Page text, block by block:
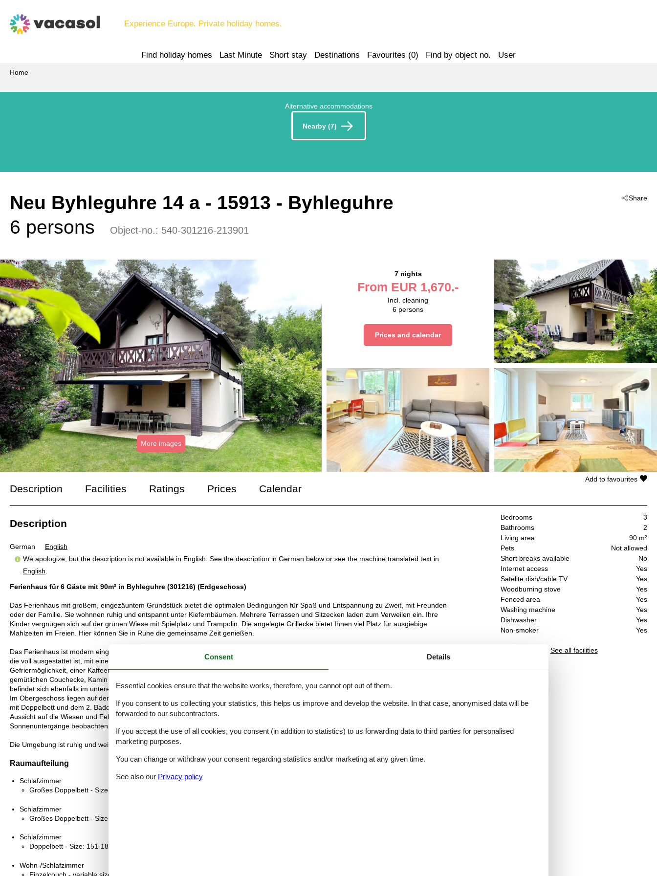
Experience Europe. Private holiday homes.
Find holiday homes Last Minute Short stay Destinations Favourites (0) Find by object no. User
Home
Alternative accommodations
Nearby (7)
Share
Neu Byhleguhre 14 a - 15913 - Byhleguhre
6 persons
Object-no.: 540-301216-213901
More images
7 nights
From EUR 1,670.-
Incl. cleaning
6 persons
Prices and calendar
Description Facilities Ratings Prices Calendar
Bedrooms
3
Bathrooms
2
Living area
90 m²
Pets
Not allowed
Short breaks available
No
Internet access
Yes
Satelite dish/cable TV
Yes
Woodburning stove
Yes
Fenced area
Yes
Washing machine
Yes
Dishwasher
Yes
Non-smoker
Yes
See all facilities
Add to favourites
Description
German
English
We apologize, but the description is not available in English. See the description in German below or see the machine translated text in
English.
Ferienhaus für 6 Gäste mit 90m² in Byhleguhre (301216) (Erdgeschoss)
Das Ferienhaus mit großem, eingezäuntem Grundstück bietet die optimalen Bedingungen für Spaß und Entspannung zu Zweit, mit Freunden
oder der Familie. Sie wohnnen ruhig und entspannt unter Kiefernbäumen. Mehrere Terrassen und Sitzecken laden zum Verweilen ein. Ihre
Kinder vergnügen sich auf der grünen Wiese mit Spielplatz und Trampolin. Die angelegte Grillecke bietet Ihnen viel Platz für ausgiebige
Mahlzeiten im Freien. Hier können Sie in Ruhe die gemeinsame Zeit genießen.
Das Ferienhaus ist modern eingerichtet und bietet Ihnen insgesamt 8 Schlafplätze. Im Erdgeschoss befindet sich die separate Einbauküche,
die voll ausgestattet ist, mit einem Geschirrspüler, einem Cerankochfeld mit vier Kochmöglichkeiten, einem Backofen, einem Kühlschrank mit
Gefriermöglichkeit, einer Kaffeemaschine, einem Wasserkocher sowie einem Toaster. Das Wohnzimmer bietet Ihnen genug Platz, mit einer
gemütlichen Couchecke, Kamin und einem großen Esstisch. Sie haben direkten Zugang zur Terrasse. Das Badezimmer Dusche und WC
befindet sich ebenfalls im unteren Wohnbereich.
Im Obergeschoss liegen auf der rechten Seite zwei Schlafzimmer mit jeweils einem Doppelbett. Auf der linken Seite das Schlafzimmer ebenso
mit Doppelbett und dem 2. Badezimmer mit Dusche und WC. Zusätzlich bietet Ihnen das Zimmer einen großen Balkon mit wunderschöner
Aussicht auf die Wiesen und Felder. Dort können Sie den Abend mit einem Glas Rotwein ausklingen lassen und wunderbar die
Sonnenuntergänge beobachten.
Die Umgebung ist ruhig und weitläufig. Es befinden sich zwei Reiterhöfe in der Nähe.
Raumaufteilung
Schlafzimmer
Großes Doppelbett - Size: 181-210 cm
Schlafzimmer
Großes Doppelbett - Size: 181-210 cm
Schlafzimmer
Doppelbett - Size: 151-180 cm
Wohn-/Schlafzimmer
Consent Details
Essential cookies ensure that the website works, therefore, you cannot opt out of them.
If you consent to us collecting your statistics, this helps us improve and develop the website. In that case, anonymised data will be
forwarded to our subcontractors.
If you accept the use of all cookies, you consent (in addition to statistics) to us forwarding data to third parties for personalised
marketing purposes.
You can change or withdraw your consent regarding statistics and/or marketing at any given time.
See also our Privacy policy